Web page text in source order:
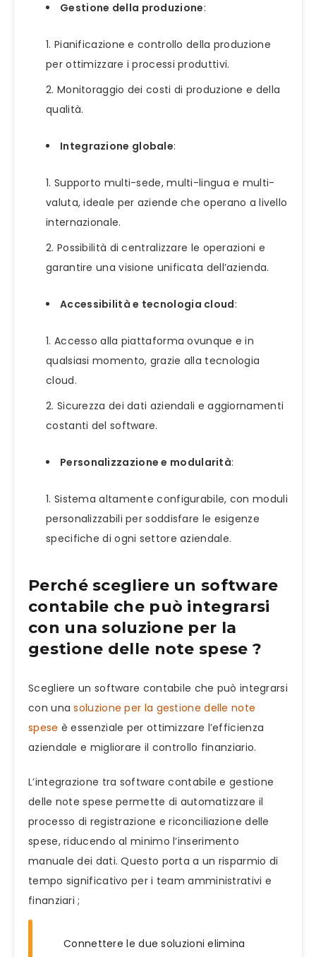
Gestione della produzione:
Pianificazione e controllo della produzione
per ottimizzare i processi produttivi.
Monitoraggio dei costi di produzione e della
qualità.
Integrazione globale:
Supporto multi-sede, multi-lingua e multi-
valuta, ideale per aziende che operano a livello
internazionale.
Possibilità di centralizzare le operazioni e
garantire una visione unificata dell’azienda.
Accessibilità e tecnologia cloud:
Accesso alla piattaforma ovunque e in
qualsiasi momento, grazie alla tecnologia
cloud.
Sicurezza dei dati aziendali e aggiornamenti
costanti del software.
Personalizzazione e modularità:
Sistema altamente configurabile, con moduli
personalizzabili per soddisfare le esigenze
specifiche di ogni settore aziendale.
Perché scegliere un software
contabile che può integrarsi
con una soluzione per la
gestione delle note spese ?
Scegliere un software contabile che può integrarsi
con unasoluzione per la gestione delle note
spese è essenziale per ottimizzare l’efficienza
aziendale e migliorare il controllo finanziario.
L’integrazione tra software contabile e gestione
delle note spese permette di automatizzare il
processo di registrazione e riconciliazione delle
spese, riducendo al minimo l’inserimento
manuale dei dati. Questo porta a un risparmio di
tempo significativo per i team amministrativi e
finanziari ;
Connettere le due soluzioni elimina